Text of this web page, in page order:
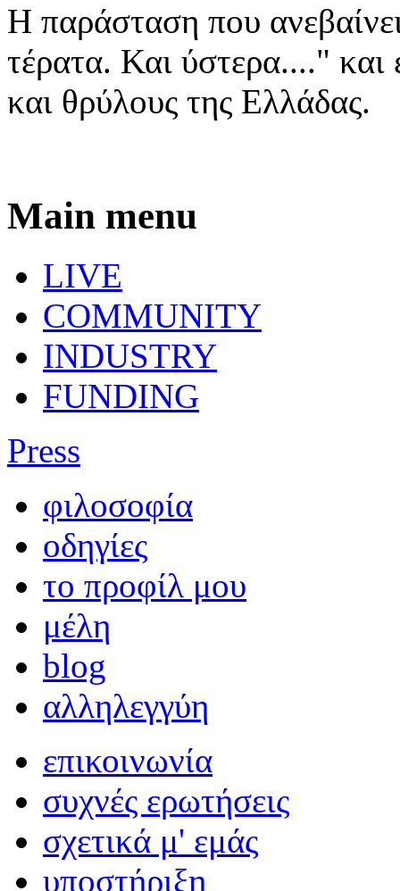
Η παράσταση που
τέρατα. Και ύστερα...." και
και θρύλους της Ελλάδας.
Main menu
LIVE
COMMUNITY
INDUSTRY
FUNDING
Press
φιλοσοφία
οδηγίες
το προφίλ μου
μέλη
blog
αλληλεγγύη
επικοινωνία
συχνές ερωτήσεις
σχετικά μ' εμάς
υποστήριξη